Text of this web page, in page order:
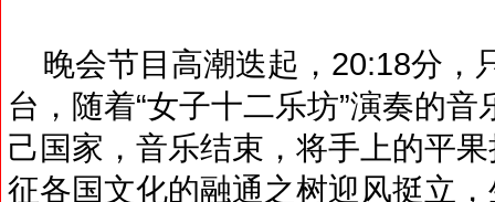
晚会节目高潮迭起，20:18分，
台，随着“女子十二乐坊”演奏的
己国家，音乐结束，将手上的平
征各国文化的融通之树迎风挺立